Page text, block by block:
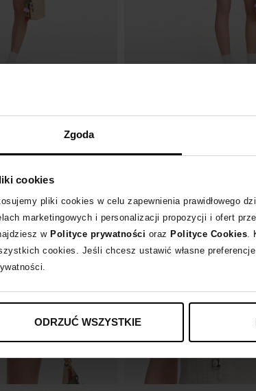
Zgoda
cookies
pliki cookies w celu zapewnienia prawidłowego
marketingowych i personalizacji propozycji i ofert
w Polityce prywatności oraz Polityce Cookies.
cookies. Jeśli chcesz ustawić własne
ODRZUĆ WSZYSTKIE